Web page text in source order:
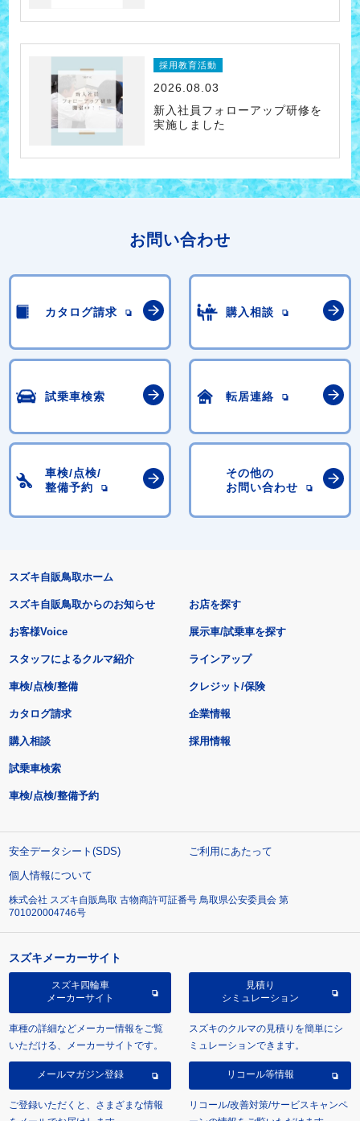
採用教育活動
2026.08.03
新入社員フォローアップ研修を
実施しました
お問い合わせ
カタログ請求 購入相談
試乗車検索 転居連絡
車検/点検/
整備予約
その他の
お問い合わせ
スズキ自販鳥取ホーム
スズキ自販鳥取からのお知らせ
お客様Voice
スタッフによるクルマ紹介
お店を探す
展示車/試乗車を探す
ラインアップ
車検/点検/整備 クレジット/保険
カタログ請求
購入相談
試乗車検索
車検/点検/整備予約
企業情報
採用情報
安全データシート(SDS)
ご利用にあたって
個人情報について
株式会社 スズキ自販鳥取 古物商許可証番号 鳥取県公安委員会 第
701020004746号
スズキメーカーサイト
スズキ四輪車
メーカーサイト
車種の詳細などメーカー情報をご覧
いただける、メーカーサイトです。
見積り
シミュレーション
スズキのクルマの見積りを簡単にシ
ミュレーションできます。
メールマガジン登録
ご登録いただくと、さまざまな情報
リコール等情報
リコール/改善対策/サービスキャンペ